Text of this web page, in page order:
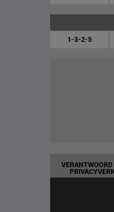
1-3-2-5
VERANTWOORD